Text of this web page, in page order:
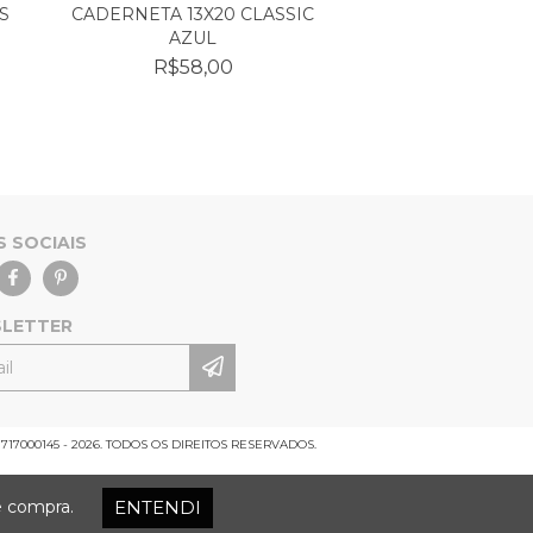
compra. ENTENDI
CADERNETA 13X20 CLASSIC
AZUL
R$58,00
SOCIAIS
- 2026. TODOS OS DIREITOS RESERVADOS.